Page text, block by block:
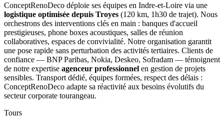
ConceptRenoDeco déploie ses équipes en Indre-et-Loire via une
logistique optimisée depuis Troyes (120 km, 1h30 de trajet). Nous
orchestrons des interventions clés en main : banques d'accueil
prestigieuses, phone boxes acoustiques, salles de réunion
collaboratives, espaces de convivialité. Notre organisation garantit
une pose rapide sans perturbation des activités tertiaires. Clients de
confiance — BNP Paribas, Nokia, Deskeo, Sofradam — témoignent
de notre expertise agenceur professionnel en gestion de projets
sensibles. Transport dédié, équipes formées, respect des délais :
ConceptRenoDeco adapte sa réactivité aux besoins évolutifs du
secteur corporate tourangeau.
Tours